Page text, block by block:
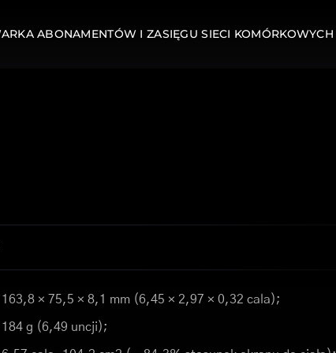
ABONAMENTÓW I ZASIĘGU SIECI KOMÓRKOWYCH
163,8 × 75,5 × 8,1 mm (6,45 × 2,97 × 0,32 cala);
184 g (6,49 uncji);